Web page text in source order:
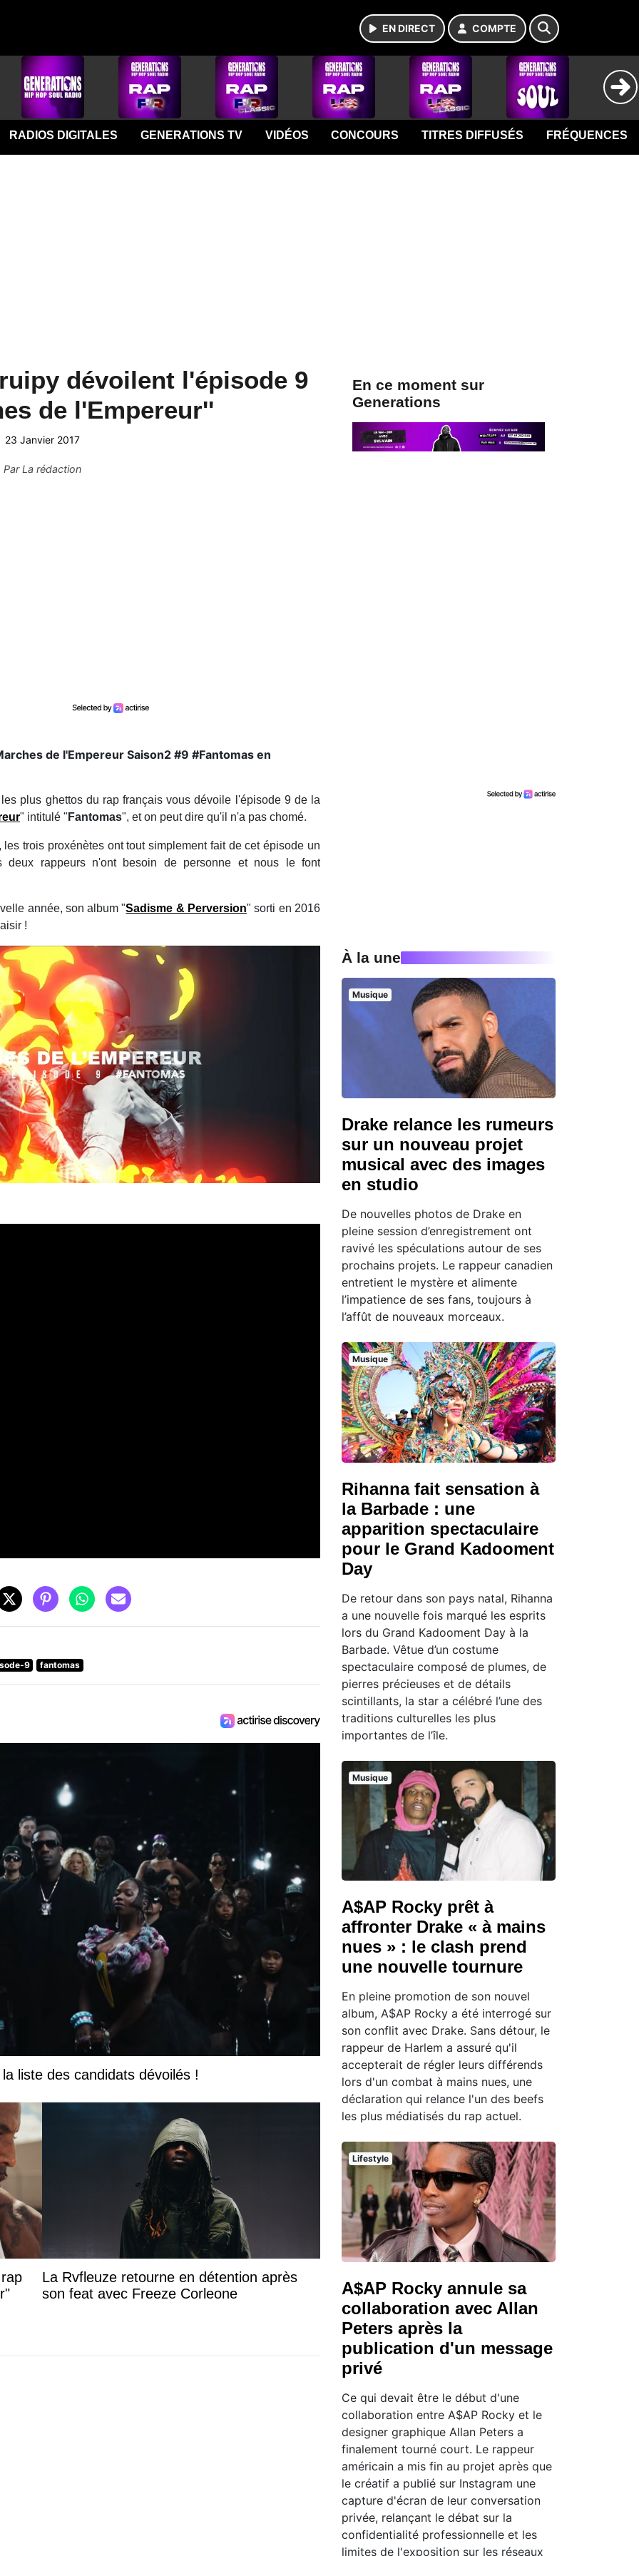
EN DIRECT COMPTE
RADIOS DIGITALES GENERATIONS TV VIDÉOS CONCOURS TITRES DIFFUSÉS FRÉQUENCES
dévoilent l'épisode 9
de l'Empereur''
23 Janvier 2017
ParLa rédaction
de l'Empereur Saison2 #9 #Fantomas en
plus ghettos du rap français vous dévoile l'épisode 9 de la
" intitulé " Fantomas", et on peut dire qu'il n'a pas chomé.
les trois proxénètes ont tout simplement fait de cet épisode un
deux rappeurs n'ont besoin de personne et nous le font
année, son album "Sadisme & Perversion" sorti en 2016
!
9 fantomas
liste des candidats dévoilés !
La Rvfleuze retourne en détention après
son feat avec Freeze Corleone
En ce moment sur
Generations
À la une
Musique
Drake relance les rumeurs
sur un nouveau projet
musical avec des images
en studio
De nouvelles photos de Drake en
pleine session d’enregistrement ont
ravivé les spéculations autour de ses
prochains projets. Le rappeur canadien
entretient le mystère et alimente
l’impatience de ses fans, toujours à
l’affût de nouveaux morceaux.
Musique
Rihanna fait sensation à
la Barbade : une
apparition spectaculaire
pour le Grand Kadooment
Day
De retour dans son pays natal, Rihanna
a une nouvelle fois marqué les esprits
lors du Grand Kadooment Day à la
Barbade. Vêtue d’un costume
spectaculaire composé de plumes, de
pierres précieuses et de détails
scintillants, la star a célébré l’une des
traditions culturelles les plus
importantes de l’île.
Musique
A$AP Rocky prêt à
affronter Drake « à mains
nues » : le clash prend
une nouvelle tournure
En pleine promotion de son nouvel
album, A$AP Rocky a été interrogé sur
son conflit avec Drake. Sans détour, le
rappeur de Harlem a assuré qu'il
accepterait de régler leurs différends
lors d'un combat à mains nues, une
déclaration qui relance l'un des beefs
les plus médiatisés du rap actuel.
Lifestyle
A$AP Rocky annule sa
collaboration avec Allan
Peters après la
publication d'un message
privé
Ce qui devait être le début d'une
collaboration entre A$AP Rocky et le
designer graphique Allan Peters a
finalement tourné court. Le rappeur
américain a mis fin au projet après que
le créatif a publié sur Instagram une
capture d'écran de leur conversation
privée, relançant le débat sur la
confidentialité professionnelle et les
limites de l'exposition sur les réseaux